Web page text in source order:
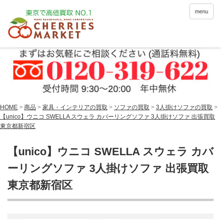
menu
HOME > 商品 > 家具・インテリアの買取 > ソファの買取 > 3人掛けソファの買取 >
【unico】ウニコ SWELLA スウェラ カバーリングソファ 3人掛けソファ 出張買取
東京都新宿区
【unico】ウニコ SWELLA スウェラ カバ
ーリングソファ 3人掛けソファ 出張買取
東京都新宿区